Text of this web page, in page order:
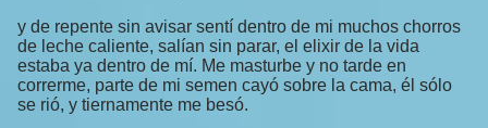
y de repente sin avisar sentí dentro de mi muchos chorros
de leche caliente, salían sin parar, el elixir de la vida
estaba ya dentro de mí. Me masturbe y no tarde en
correrme, parte de mi semen cayó sobre la cama, él sólo
se rió, y tiernamente me besó.